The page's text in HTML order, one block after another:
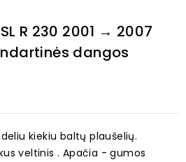
SL R 230 2001 → 2007
dangos
kiekiu baltų plaušelių.
veltinis . Apačia - gumos